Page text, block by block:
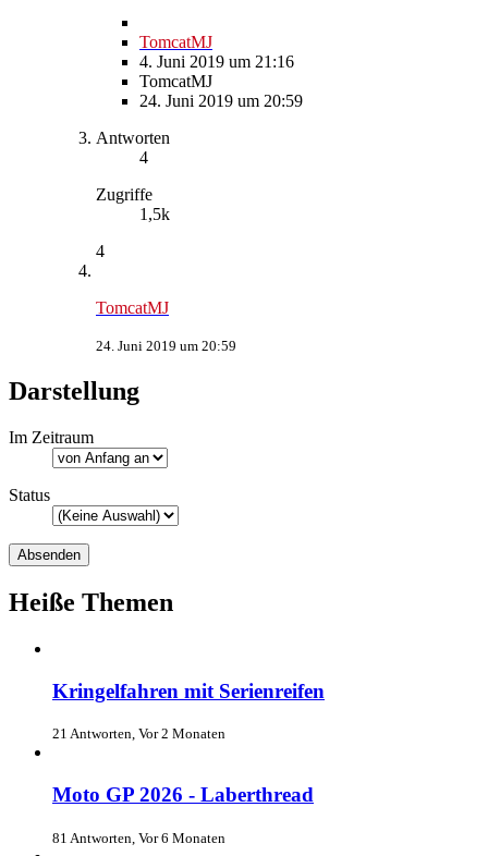
TomcatMJ
4. Juni 2019 um 21:16
TomcatMJ
24. Juni 2019 um 20:59
Antworten
4
Zugriffe
1,5k
4
TomcatMJ
24. Juni 2019 um 20:59
Darstellung
Im Zeitraum
Status
Heiße Themen
Kringelfahren mit Serienreifen
21 Antworten, Vor 2 Monaten
Moto GP 2026 - Laberthread
81 Antworten, Vor 6 Monaten